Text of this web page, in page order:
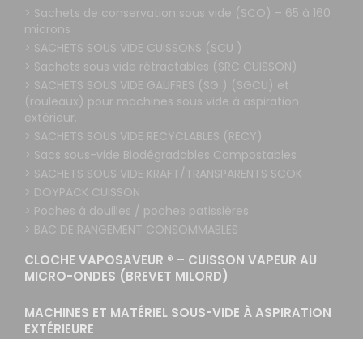
> Sachets de conservation sous vide (SCO) – 65 à 160
microns
> SACHETS SOUS VIDE CUISSONS (SCU )
> Sachets sous vide rétractables (SRC CUISSON)
> SACHETS SOUS VIDE GAUFRES (SG ) (SGCU) et
(rouleaux) pour machines sous vide à aspiration
extérieur.
> SACHETS SOUS VIDE RECYCLABLES (RECY)
> Sacs sous-vide Biodégradables Compostables .
> SACHETS SOUS VIDE KRAFT/TRANSPARENTS SCOK
> DOYPACK CUISSON
> Poches à douilles / poches patissières
> BAC DE RANGEMENT CONSOMMABLES
CLOCHE VAPOSAVEUR ® – CUISSON VAPEUR AU
MICRO-ONDES (BREVET MILORD)
MACHINES ET MATÉRIEL SOUS-VIDE À ASPIRATION
EXTÉRIEURE